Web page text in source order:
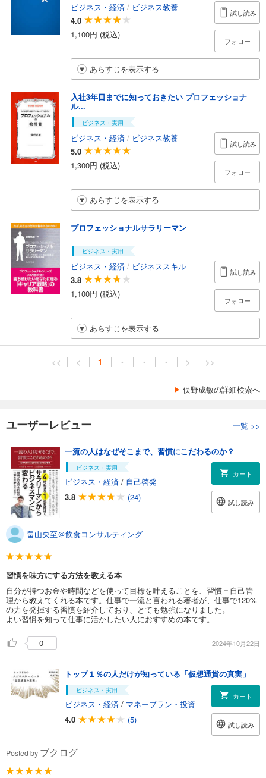
ビジネス・経済 / ビジネス教養
4.0
1,100円 (税込)
試し読み
フォロー
あらすじを表示する
入社3年目までに知っておきたい プロフェッショナ
ル...
ビジネス・実用
ビジネス・経済 / ビジネス教養
5.0
1,300円 (税込)
試し読み
フォロー
あらすじを表示する
プロフェッショナルサラリーマン
ビジネス・実用
ビジネス・経済 / ビジネススキル
3.8
1,100円 (税込)
試し読み
フォロー
あらすじを表示する
<< < 1 ・ ・ ・ > >>
俣野成敏の詳細検索へ
ユーザーレビュー 一覧 >>
一流の人はなぜそこまで、習慣にこだわるのか？
ビジネス・実用
ビジネス・経済 / 自己啓発
3.8
(24)
カート
試し読み
畠山央至＠飲食コンサルティング
習慣を味方にする方法を教える本
自分が持つお金や時間などを使って目標を叶えることを、習慣＝自己管
理から教えてくれる本です。仕事で一流と言われる著者が、仕事で120%
の力を発揮する習慣を紹介しており、とても勉強になりました。
よい習慣を知って仕事に活かしたい人におすすめの本です。
0 2024年10月22日
トップ１％の人だけが知っている「仮想通貨の真実」
ビジネス・実用
ビジネス・経済 / マネープラン・投資
4.0
(5)
カート
試し読み
Posted by ブクログ